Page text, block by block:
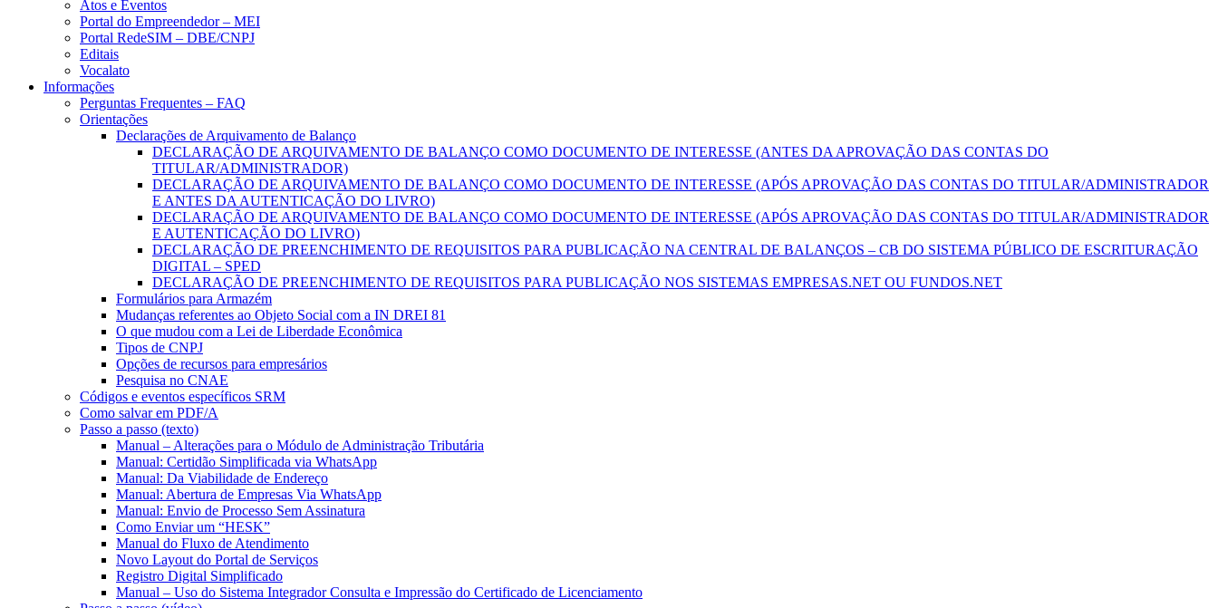
Atos e Eventos
Portal do Empreendedor – MEI
Portal RedeSIM – DBE/CNPJ
Editais
Vocalato
Informações
Perguntas Frequentes – FAQ
Orientações
Declarações de Arquivamento de Balanço
DECLARAÇÃO DE ARQUIVAMENTO DE BALANÇO COMO DOCUMENTO DE INTERESSE (ANTES DA APROVAÇÃO DAS CONTAS DO
TITULAR/ADMINISTRADOR)
DECLARAÇÃO DE ARQUIVAMENTO DE BALANÇO COMO DOCUMENTO DE INTERESSE (APÓS APROVAÇÃO DAS CONTAS DO TITULAR/ADMINISTRADOR
E ANTES DA AUTENTICAÇÃO DO LIVRO)
DECLARAÇÃO DE ARQUIVAMENTO DE BALANÇO COMO DOCUMENTO DE INTERESSE (APÓS APROVAÇÃO DAS CONTAS DO TITULAR/ADMINISTRADOR
E AUTENTICAÇÃO DO LIVRO)
DECLARAÇÃO DE PREENCHIMENTO DE REQUISITOS PARA PUBLICAÇÃO NA CENTRAL DE BALANÇOS – CB DO SISTEMA PÚBLICO DE ESCRITURAÇÃO
DIGITAL – SPED
DECLARAÇÃO DE PREENCHIMENTO DE REQUISITOS PARA PUBLICAÇÃO NOS SISTEMAS EMPRESAS.NET OU FUNDOS.NET
Formulários para Armazém
Mudanças referentes ao Objeto Social com a IN DREI 81
O que mudou com a Lei de Liberdade Econômica
Tipos de CNPJ
Opções de recursos para empresários
Pesquisa no CNAE
Códigos e eventos específicos SRM
Como salvar em PDF/A
Passo a passo (texto)
Manual – Alterações para o Módulo de Administração Tributária
Manual: Certidão Simplificada via WhatsApp
Manual: Da Viabilidade de Endereço
Manual: Abertura de Empresas Via WhatsApp
Manual: Envio de Processo Sem Assinatura
Como Enviar um “HESK”
Manual do Fluxo de Atendimento
Novo Layout do Portal de Serviços
Registro Digital Simplificado
Manual – Uso do Sistema Integrador Consulta e Impressão do Certificado de Licenciamento